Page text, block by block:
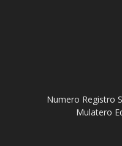
Numero Registro
Mulatero